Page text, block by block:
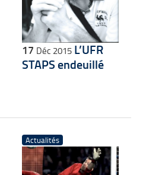
17 Déc 2015 L’UFR
STAPS endeuillé
Actualités